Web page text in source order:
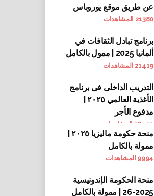
عن طريق موقع يوروباس
21380 المشاهدات
برنامج تبادل الثقافات في
ألمانيا 2025 | ممول بالكامل
21419 المشاهدات
التدريب الداخلى فى برنامج
الأغذية العالمي ٢٠٢٥ |
مدفوع الأجر
38422 المشاهدات
منحة حكومة ماليزيا ٢٠٢٥ |
ممولة بالكامل
9994 المشاهدات
منحة الحكومة الإندونيسية
2025-26 | ممولة بالكامل